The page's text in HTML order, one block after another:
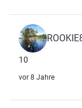
10
vor 8 Jahre